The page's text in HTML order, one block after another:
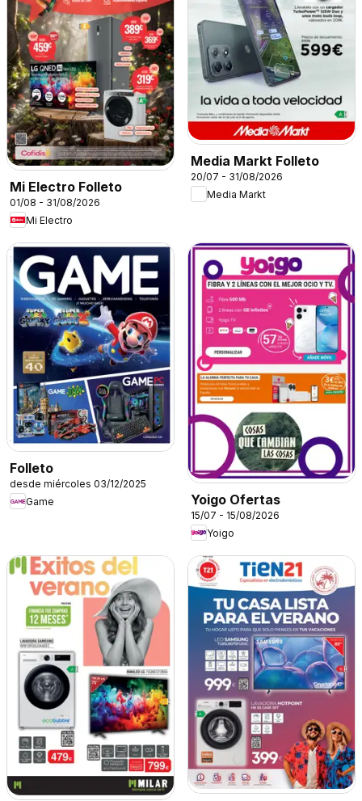
Mi Electro Folleto
01/08 - 31/08/2026
Mi Electro
Media Markt Folleto
20/07 - 31/08/2026
Media Markt
Folleto
desde miércoles 03/12/2025
Game
Yoigo Ofertas
15/07 - 15/08/2026
Yoigo